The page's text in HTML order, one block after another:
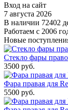
Вход на сайт
7 августа 2026
В наличии 72402
Работаем с 2006
Новые
Стекло фары
3500 руб.
Фара правая для
5500 руб.